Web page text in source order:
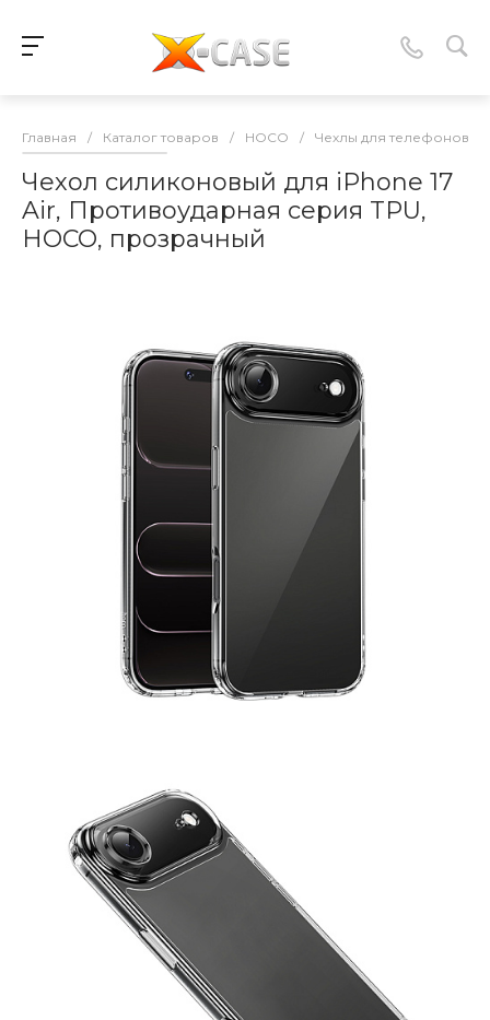
Главная / Каталог товаров / HOCO / Чехлы для телефонов
Чехол силиконовый для iPhone 17
Air, Противоударная серия TPU,
HOCO, прозрачный